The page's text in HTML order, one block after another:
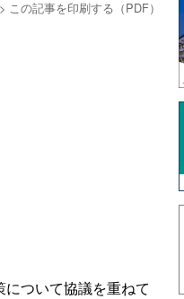
この記事を印刷する（PDF）
ついて協議を重ねて